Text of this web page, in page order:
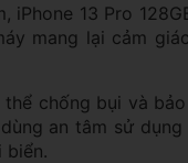
iPhone 13 Pro
mang lại cảm
chống bụi và
an tâm sử
biển.